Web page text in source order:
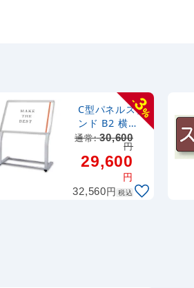
-
3
%
C型パネルスタ
ンド B2 横
(CPS-B2Y)
通常:30,600
円
29,600
円
32,560円 税込